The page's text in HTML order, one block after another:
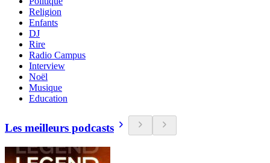
Religion
Enfants
DJ
Rire
Radio Campus
Interview
Noël
Musique
Education
Les meilleurs podcasts